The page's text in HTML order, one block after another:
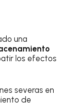
una
los efectos
severas en
de